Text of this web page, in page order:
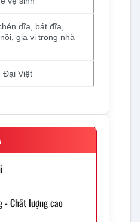
dĩa, bát đĩa,
gia vị trong nhà
Đại Việt
- Chất lượng cao